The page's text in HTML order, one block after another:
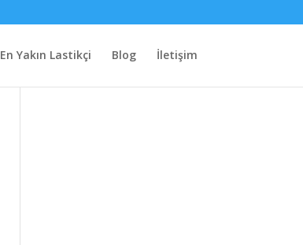
En Yakın Lastikçi Blog İletişim